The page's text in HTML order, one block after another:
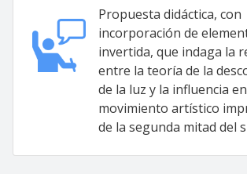
Propuesta didáctica, con
incorporación de
invertida, que indaga la
entre la teoría de la
de la luz y la influencia
movimiento artístico
de la segunda mitad del